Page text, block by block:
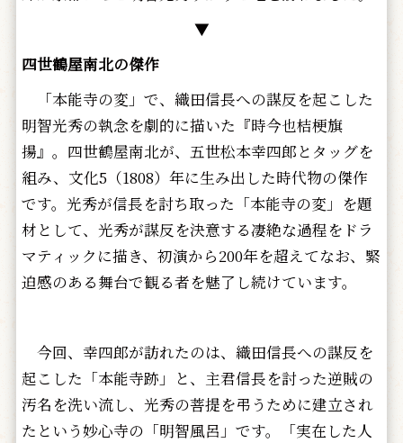
▼
四世鶴屋南北の傑作
「本能寺の変」で、織田信長への謀反を起こした
明智光秀の執念を劇的に描いた『時今也桔梗旗
揚』。四世鶴屋南北が、五世松本幸四郎とタッグを
組み、文化5（1808）年に生み出した時代物の傑作
です。光秀が信長を討ち取った「本能寺の変」を題
材として、光秀が謀反を決意する凄絶な過程をドラ
マティックに描き、初演から200年を超えてなお、緊
迫感のある舞台で観る者を魅了し続けています。
今回、幸四郎が訪れたのは、織田信長への謀反を
起こした「本能寺跡」と、主君信長を討った逆賊の
汚名を洗い流し、光秀の菩提を弔うために建立され
たという妙心寺の「明智風呂」です。「実在した人